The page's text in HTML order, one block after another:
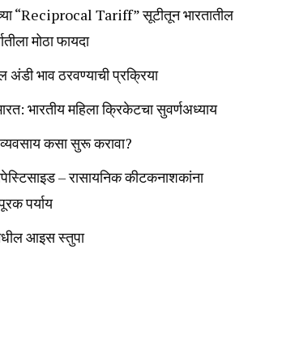
“Reciprocal Tariff” सूटीतून भारतातील
मोठा फायदा
अंडी भाव ठरवण्याची प्रक्रिया
भारतीय महिला क्रिकेटचा सुवर्णअध्याय
व्यवसाय कसा सुरू करावा?
– रासायनिक कीटकनाशकांना
पर्याय
आइस स्तुपा